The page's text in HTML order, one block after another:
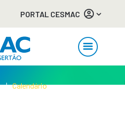
PORTAL CESMAC
Calendário